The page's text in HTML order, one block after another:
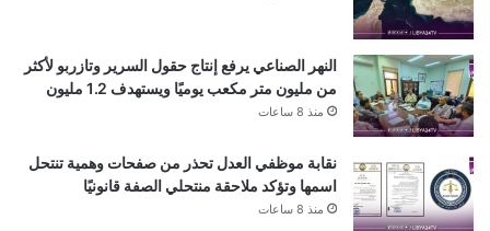
النهر الصناعي يرفع إنتاج حقول السرير وتازربو لأكثر
من مليون متر مكعب يوميًا ويستهدف 1.2 مليون
منذ 8 ساعات
نقابة موظفي العدل تحذر من صفحات وهمية تنتحل
اسمها وتؤكد ملاحقة منتحلي الصفة قانونيًا
منذ 8 ساعات